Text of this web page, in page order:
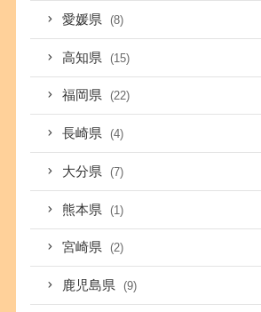
愛媛県 (8)
高知県 (15)
福岡県 (22)
長崎県 (4)
大分県 (7)
熊本県 (1)
宮崎県 (2)
鹿児島県 (9)